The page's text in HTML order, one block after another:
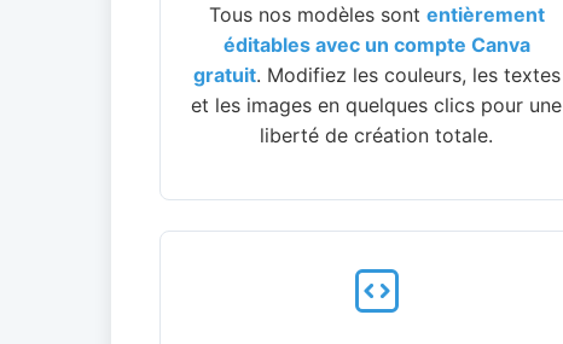
Tous nos modèles sont entièrement
éditables avec un compte Canva
gratuit. Modifiez les couleurs, les textes
et les images en quelques clics pour une
liberté de création totale.